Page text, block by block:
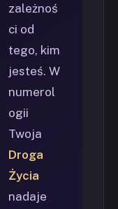
zależnoś
ci od
tego, kim
jesteś. W
numerol
ogii
Twoja
Droga
Życia
nadaje